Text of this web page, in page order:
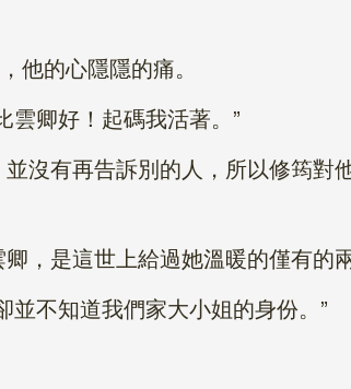
的心隱隱的痛。
卿好！起碼我活著。”
有再告訴別的人，所以修筠對
是這世上給過她溫暖的僅有的
不知道我們家大小姐的身份。”